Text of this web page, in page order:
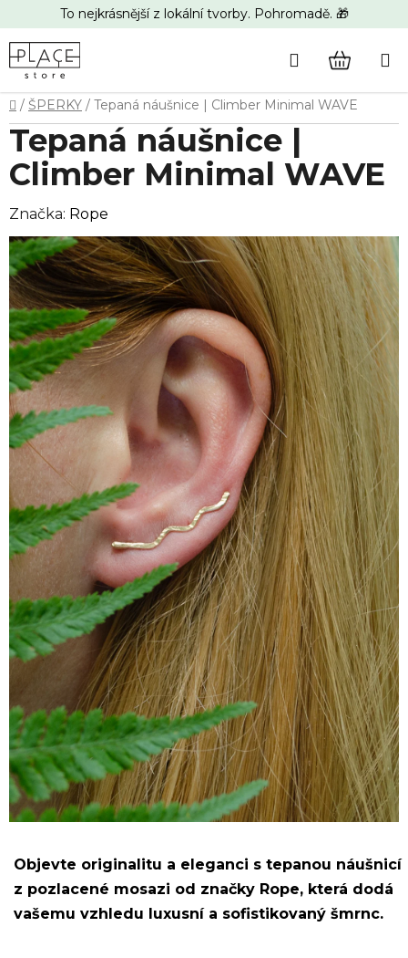
na
obsah
To nejkrásnější z lokální tvorby. Pohromadě. 🎁
Hledat
KOŠÍK
Domů
/ ŠPERKY / Tepaná náušnice | Climber Minimal WAVE
Objevte originalitu a eleganci s tepanou náušnicí
z pozlacené mosazi od značky Rope, která dodá
vašemu vzhledu luxusní a sofistikovaný šmrnc.
Tepaná náušnice |
Climber Minimal WAVE
Značka: Rope